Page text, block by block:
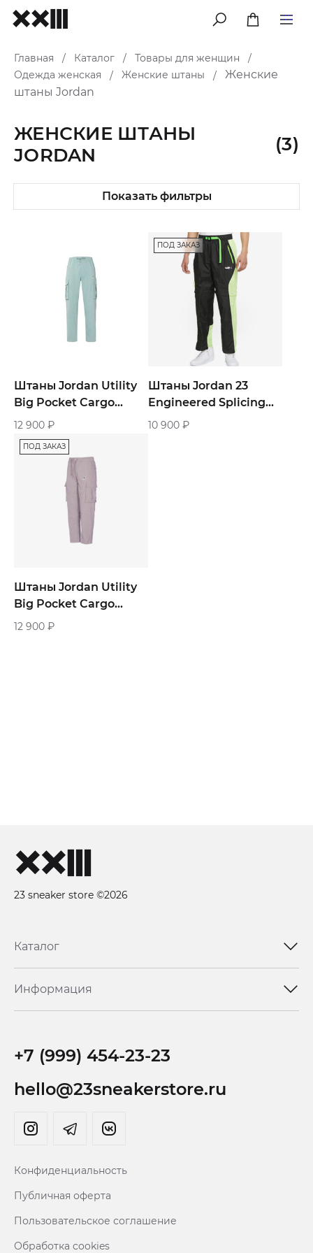
меню
Главная / Каталог / Товары для женщин
/
Одежда женская
/ Женские штаны /
Женские
штаны Jordan
ЖЕНСКИЕ ШТАНЫ
JORDAN
(3)
Показать фильтры
Штаны Jordan Utility
Big Pocket Cargo
Casual Long Pants
12 900 ₽
ПОД ЗАКАЗ
Штаны Jordan 23
Engineered Splicing
Mesh Sports «Green»
10 900 ₽
ПОД ЗАКАЗ
Штаны Jordan Utility
Big Pocket Cargo
Casual Long Pants
12 900 ₽
23 sneaker store ©2026
Каталог
Информация
+7 (999) 454-23-23
hello@23sneakerstore.ru
Конфиденциальность
Публичная оферта
Пользовательское соглашение
Обработка cookies